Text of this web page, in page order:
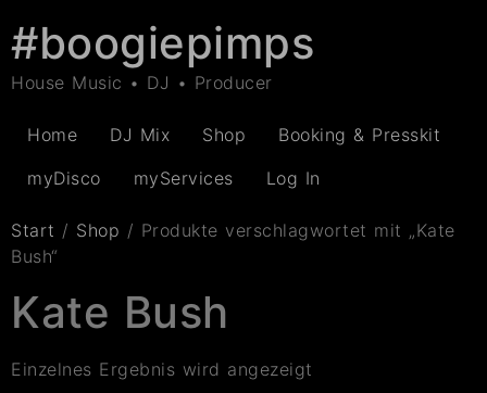
#boogiepimps
House Music • DJ • Producer
Home DJ Mix Shop
Booking & Presskit
myDisco
myServices Log In
Start / Shop / Produkte verschlagwortet mit „Kate
Bush“
Kate Bush
Einzelnes Ergebnis wird angezeigt